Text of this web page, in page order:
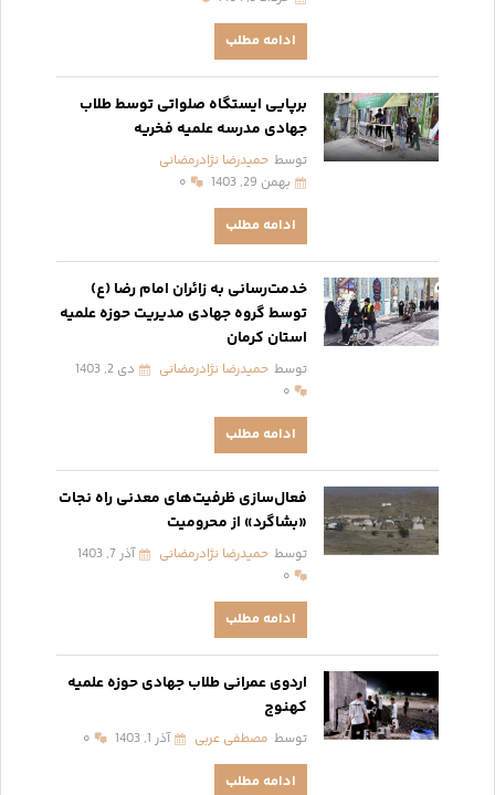
ادامه مطلب
برپایی ایستگاه صلواتی توسط طلاب
جهادی مدرسه علمیه فخریه
توسط حمیدرضا نژادرمضانی
بهمن 29, 1403
۰
ادامه مطلب
خدمت‌رسانی به زائران امام رضا (ع)
توسط گروه جهادی مدیریت حوزه علمیه
استان کرمان
توسط حمیدرضا نژادرمضانی
دی 2, 1403
۰
ادامه مطلب
فعال‌سازی ظرفیت‌های معدنی راه نجات
«بشاگرد» از محرومیت
توسط حمیدرضا نژادرمضانی
آذر 7, 1403
۰
ادامه مطلب
اردوی عمرانی طلاب جهادی حوزه علمیه
کهنوج
توسط مصطفی عربی آذر 1, 1403 ۰
ادامه مطلب